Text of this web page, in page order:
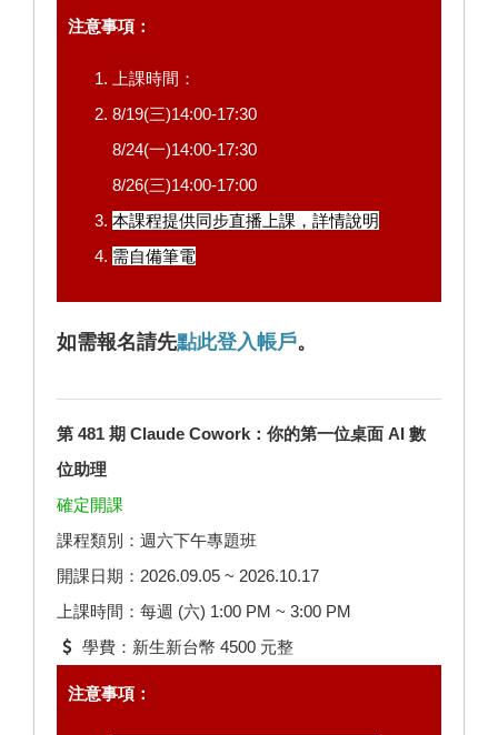
注意事項：
上課時間：
8/19(三)14:00-17:30
8/24(一)14:00-17:30
8/26(三)14:00-17:00
本課程提供同步直播上課， 詳情說明
需自備筆電
如需報名請先點此登入帳戶。
第 481 期 Claude Cowork：你的第一位桌面 AI 數
位助理
確定開課
課程類別：週六下午專題班
開課日期：2026.09.05 ~ 2026.10.17
上課時間：每週 (六) 1:00 PM ~ 3:00 PM
學費：新生新台幣 4500 元整
注意事項：